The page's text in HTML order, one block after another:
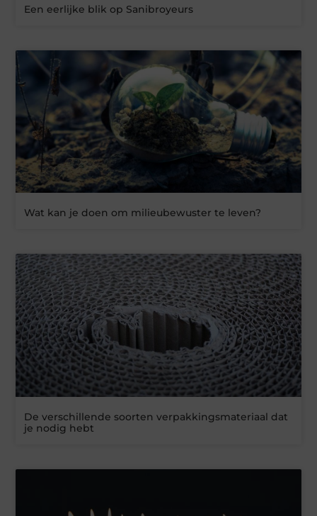
Een eerlijke blik op Sanibroyeurs
Wat kan je doen om milieubewuster te leven?
De verschillende soorten verpakkingsmateriaal dat
je nodig hebt